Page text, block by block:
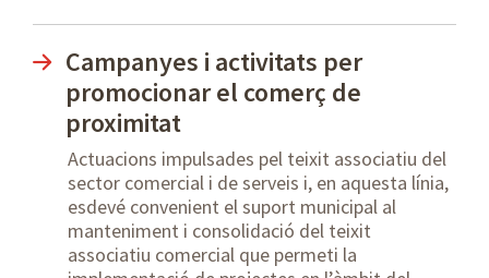
Campanyes i activitats per
promocionar el comerç de
proximitat
Actuacions impulsades pel teixit associatiu del
sector comercial i de serveis i, en aquesta línia,
esdevé convenient el suport municipal al
manteniment i consolidació del teixit
associatiu comercial que permeti la